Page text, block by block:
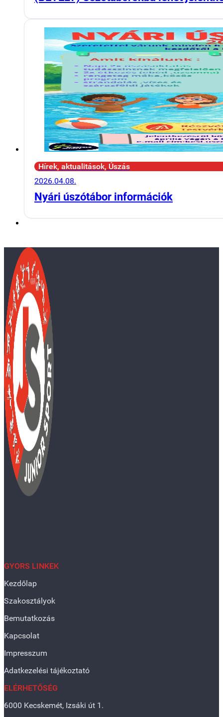
Hírek, aktualitások, Úszás
2026.04.08.
Nyári úszótábor információk
GYORS LINKEK
Kezdőlap
Szakosztályok
Bemutatkozás
Kapcsolat
Impresszum
Adatkezelési tájékoztató
ELÉRHETŐSÉG
6000 Kecskemét, Izsáki út 1.